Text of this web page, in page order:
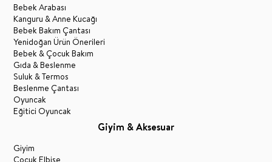
Bebek Arabası
Kanguru & Anne Kucağı
Bebek Bakım Çantası
Yenidoğan Ürün Önerileri
Bebek & Çocuk Bakım
Gıda & Beslenme
Suluk & Termos
Beslenme Çantası
Oyuncak
Eğitici Oyuncak
Giyim & Aksesuar
Giyim
Çocuk Elbise